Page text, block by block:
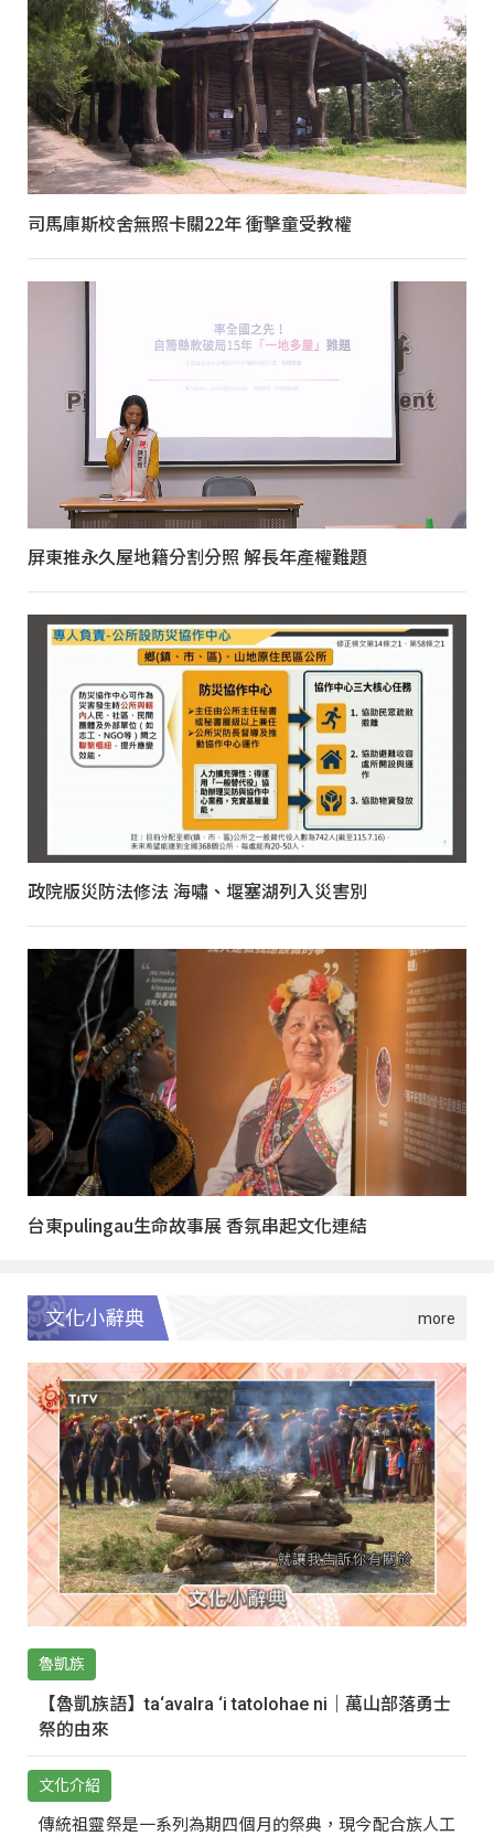
司馬庫斯校舍無照卡關22年 衝擊童受教權
屏東推永久屋地籍分割分照 解長年產權難題
政院版災防法修法 海嘯、堰塞湖列入災害別
台東pulingau生命故事展 香氛串起文化連結
文化小辭典
魯凱族
【魯凱族語】ta‘avalra ‘i tatolohae ni｜萬山部落勇士
祭的由來
文化介紹
傳統祖靈祭是一系列為期四個月的祭典，現今配合族人工